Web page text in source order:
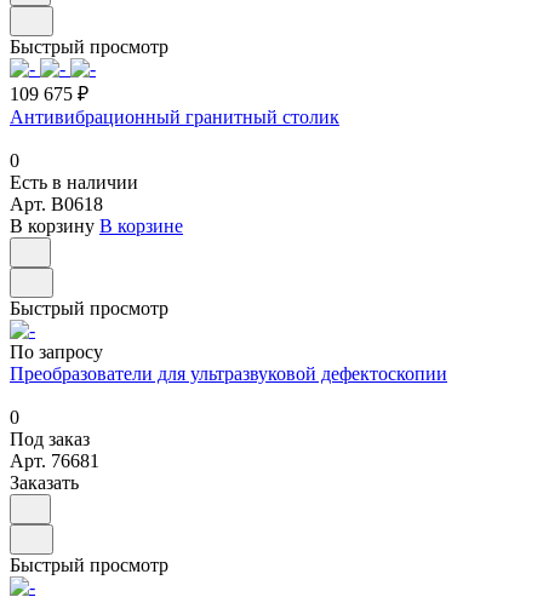
Быстрый просмотр
109 675 ₽
Антивибрационный гранитный столик
0
Есть в наличии
Арт. B0618
В корзину В корзине
Быстрый просмотр
По запросу
Преобразователи для ультразвуковой дефектоскопии
0
Под заказ
Арт. 76681
Заказать
Быстрый просмотр